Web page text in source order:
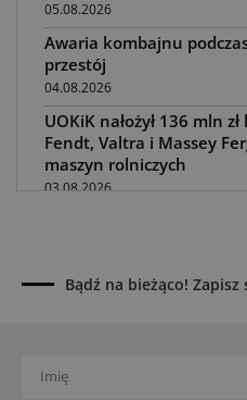
05.08.2026
Awaria kombajnu
przestój
04.08.2026
UOKiK nałożył 136 mln
Fendt, Valtra i Massey
maszyn rolniczych
03.08.2026
Rzepak hybrydowy:
01.08.2026
Bądź na bieżąco!